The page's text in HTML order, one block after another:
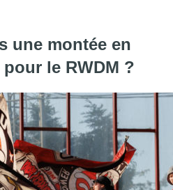
une montée en
le RWDM ?